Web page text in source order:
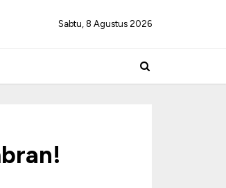
Sabtu, 8 Agustus 2026